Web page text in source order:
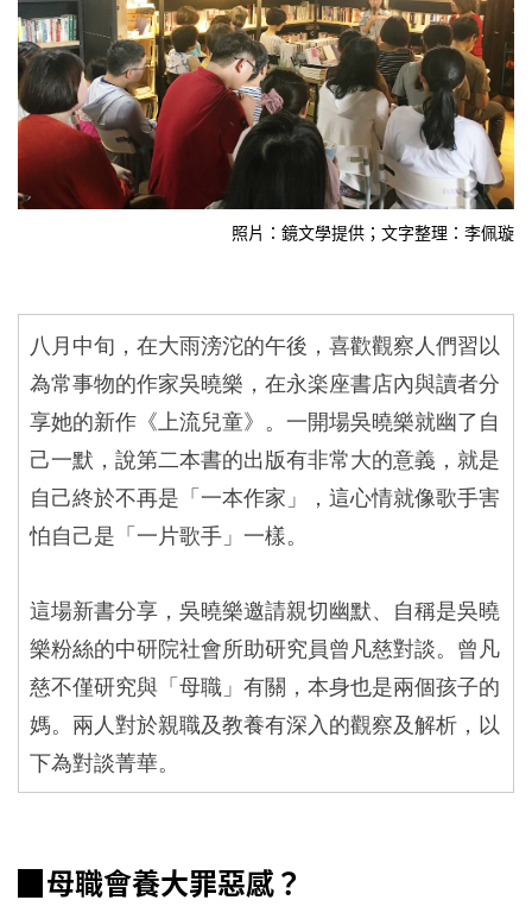
照片：鏡文學提供；文字整理：李佩璇
八月中旬，在大雨滂沱的午後，喜歡觀察人們習以
為常事物的作家吳曉樂，在永楽座書店內與讀者分
享她的新作《上流兒童》。一開場吳曉樂就幽了自
己一默，說第二本書的出版有非常大的意義，就是
自己終於不再是「一本作家」，這心情就像歌手害
怕自己是「一片歌手」一樣。
這場新書分享，吳曉樂邀請親切幽默、自稱是吳曉
樂粉絲的中研院社會所助研究員曾凡慈對談。曾凡
慈不僅研究與「母職」有關，本身也是兩個孩子的
媽。兩人對於親職及教養有深入的觀察及解析，以
下為對談菁華。
▉母職會養大罪惡感？